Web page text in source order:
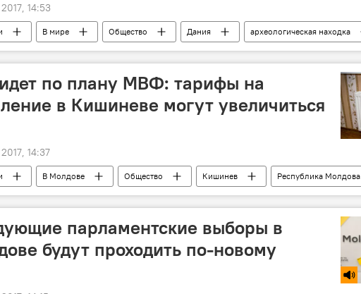
14:53
В мире Общество Дания
археологическая находка
Наследники великой Победы
по плану МВФ: тарифы на
в Кишиневе могут увеличиться
14:37
В Молдове Общество Кишинев
Республика Молдова
АО "Termoelectrica" рост отопление тариф
парламентские выборы в
будут проходить по-новому